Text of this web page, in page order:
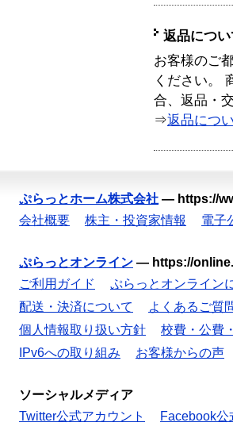
返品につい
お客様のご
ください。
合、返品・
⇒返品につ
ぷらっとホーム株式会社 — https://
会社概要
株主・投資家情報 電子
ぷらっとオンライン — https://
ご利用ガイド
ぷらっとオンライン
配送・決済について
よくあるご質
個人情報取り扱い方針
校費・公費
IPv6への取り組み
お客様からの声
ソーシャルメディア
Twitter公式アカウント
Facebook公